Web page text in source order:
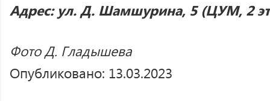
Адрес: ул. Д. Шамшурина, 5 (ЦУМ, 2
Фото Д. Гладышева
Опубликовано: 13.03.2023